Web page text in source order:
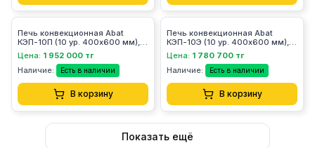
Печь конвекционная Abat
КЭП-10П (10 ур. 400х600 мм),
нерж, программ
Цена: 1 952 000 тг
Наличие:
Есть в наличии
В корзину
Печь конвекционная Abat
КЭП-10Э (10 ур. 400х600 мм),
камера-эмаль, эл.механ.
Цена: 1 780 700 тг
Наличие:
Есть в наличии
В корзину
Показать ещё